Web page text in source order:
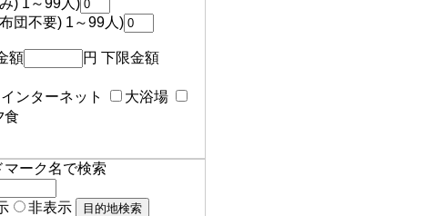
) 1～99人)
団不要) 1～99人)
額
円 下限金額
インターネット
大浴場
食
マーク名で検索
非表示